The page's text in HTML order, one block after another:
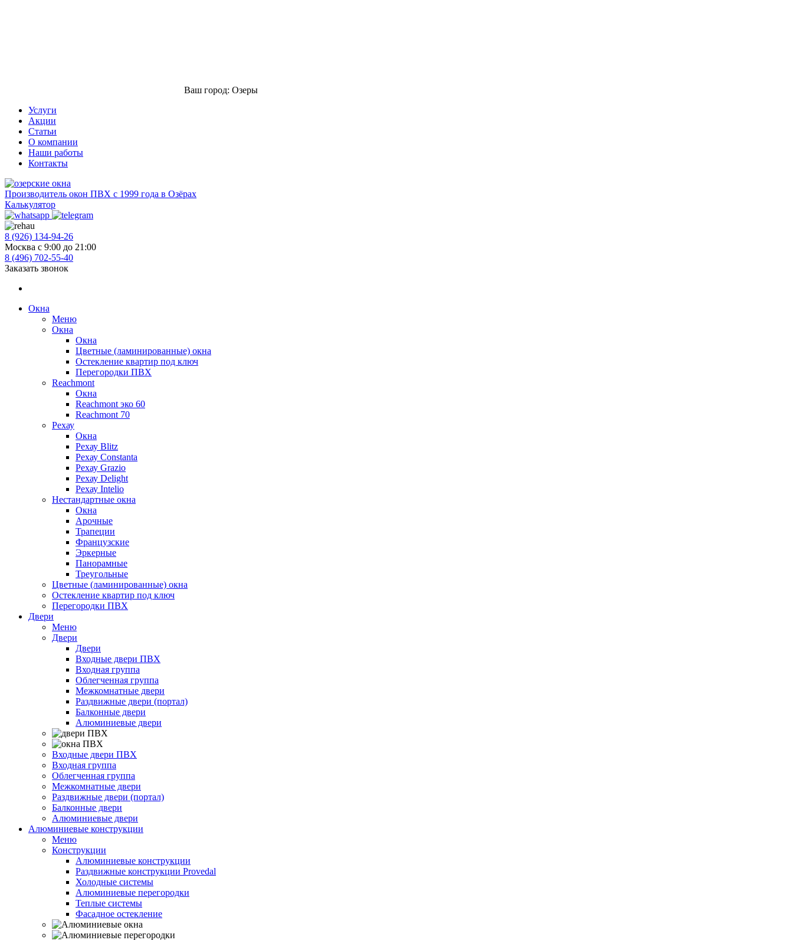
Ваш город: Озеры
Услуги
Акции
Статьи
О компании
Наши работы
Контакты
Производитель окон ПВХ с 1999 года в Озёрах
Калькулятор
8 (926) 134-94-26
Москва с 9:00 до 21:00
8 (496) 702-55-40
Заказать звонок
Окна
Меню
Окна
Окна
Цветные (ламинированные) окна
Остекление квартир под ключ
Перегородки ПВХ
Reachmont
Окна
Reachmont эко 60
Reachmont 70
Рехау
Окна
Рехау Blitz
Рехау Constanta
Рехау Grazio
Рехау Delight
Рехау Intelio
Нестандартные окна
Окна
Арочные
Трапеции
Французские
Эркерные
Панорамные
Треугольные
Цветные (ламинированные) окна
Остекление квартир под ключ
Перегородки ПВХ
Двери
Меню
Двери
Двери
Входные двери ПВХ
Входная группа
Облегченная группа
Межкомнатные двери
Раздвижные двери (портал)
Балконные двери
Алюминиевые двери
Входные двери ПВХ
Входная группа
Облегченная группа
Межкомнатные двери
Раздвижные двери (портал)
Балконные двери
Алюминиевые двери
Алюминиевые конструкции
Меню
Конструкции
Алюминиевые конструкции
Раздвижные конструкции Provedal
Холодные системы
Алюминиевые перегородки
Теплые системы
Фасадное остекление